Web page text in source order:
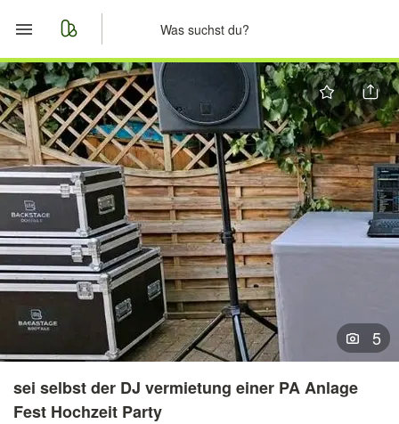
Start
Merkliste
Nachrichten
Anzeige aufgeben
5
sei selbst der DJ vermietung einer PA Anlage
Fest Hochzeit Party